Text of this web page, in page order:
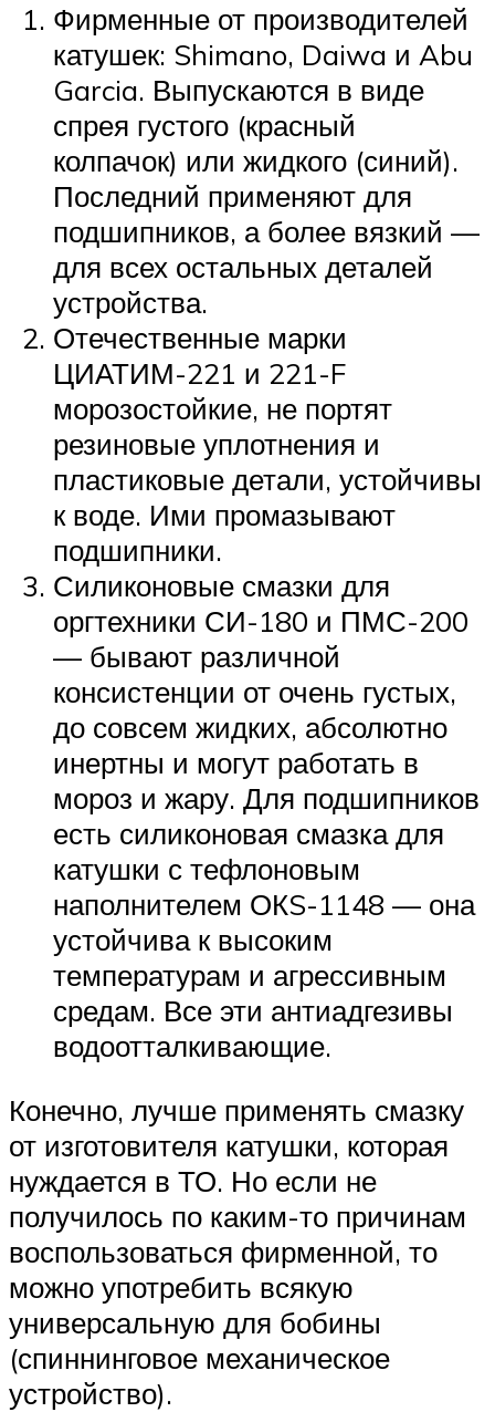
Фирменные от производителей
катушек: Shimano, Daiwa и Abu
Garcia. Выпускаются в виде
спрея густого (красный
колпачок) или жидкого (синий).
Последний применяют для
подшипников, а более вязкий —
для всех остальных деталей
устройства.
Отечественные марки
ЦИАТИМ-221 и 221-F
морозостойкие, не портят
резиновые уплотнения и
пластиковые детали, устойчивы
к воде. Ими промазывают
подшипники.
Силиконовые смазки для
оргтехники СИ-180 и ПМС-200
— бывают различной
консистенции от очень густых,
до совсем жидких, абсолютно
инертны и могут работать в
мороз и жару. Для подшипников
есть силиконовая смазка для
катушки с тефлоновым
наполнителем ОКS-1148 — она
устойчива к высоким
температурам и агрессивным
средам. Все эти антиадгезивы
водоотталкивающие.
Конечно, лучше применять смазку
от изготовителя катушки, которая
нуждается в ТО. Но если не
получилось по каким-то причинам
воспользоваться фирменной, то
можно употребить всякую
универсальную для бобины
(спиннинговое механическое
устройство).